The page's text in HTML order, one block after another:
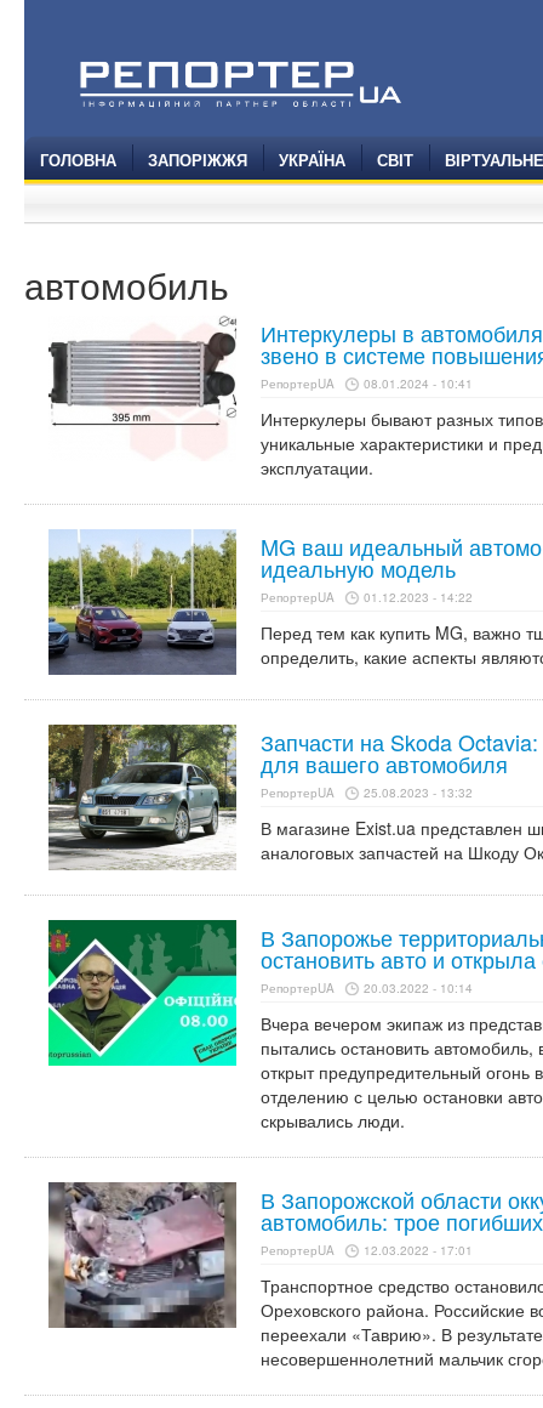
ГОЛОВНА ЗАПОРІЖЖЯ УКРАЇНА СВІТ
автомобиль
Интеркулеры в
звено в системе
РепортерUA 08.01.2024 - 10:41
Интеркулеры бывают разных
уникальные характеристики и
эксплуатации.
MG ваш идеальный
идеальную модель
РепортерUA 01.12.2023 - 14:22
Перед тем как купить MG, важно
определить, какие аспекты
Запчасти на Skoda
для вашего автомобиля
РепортерUA 25.08.2023 - 13:32
В магазине Exist.ua представлен
аналоговых запчастей на Шкоду
В Запорожье
остановить авто и
РепортерUA 20.03.2022 - 10:14
Вчера вечером экипаж из
пытались остановить
открыт предупредительный огонь
отделению с целью остановки
скрывались люди.
В Запорожской области
автомобиль: трое
РепортерUA 12.03.2022 - 17:01
Транспортное средство
Ореховского района. Российские
переехали «Таврию». В
несовершеннолетний мальчик